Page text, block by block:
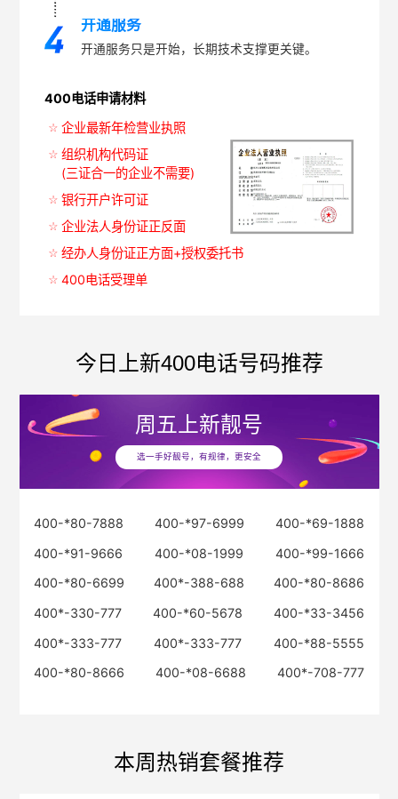
开通服务
开通服务只是开始，长期技术支撑更关键。
400电话申请材料
企业最新年检营业执照
组织机构代码证
(三证合一的企业不需要)
银行开户许可证
企业法人身份证正反面
经办人身份证正方面+授权委托书
400电话受理单
今日上新400电话号码推荐
周五上新靓号
选一手好靓号，有规律，更安全
400-*80-7888 400-*97-6999
400-*69-1888
400-*91-9666
400-*08-1999
400-*99-1666
400-*80-6699
400*-388-688
400-*80-8686
400*-330-777
400-*60-5678
400-*33-3456
400*-333-777
400*-333-777
400-*88-5555
400-*80-8666
400-*08-6688 400*-708-777
本周热销套餐推荐